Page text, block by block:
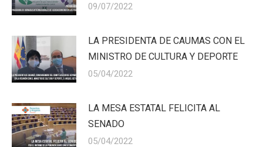
09/07/2022
LA PRESIDENTA DE CAUMAS CON EL
MINISTRO DE CULTURA Y DEPORTE
05/04/2022
LA MESA ESTATAL FELICITA AL
SENADO
05/04/2022